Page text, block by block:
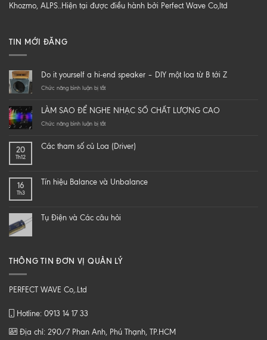
Khozmo, ALPS..Hiện tại được điều hành bởi Perfect Wave Co,ltd
TIN MỚI ĐĂNG
Do it yourself a hi-end speaker – DIY một loa từ B tới Z
Chức năng bình luận bị tắtở
yourself
a
speaker
loa
Z
LÀM SAO ĐỂ NGHE NHẠC SỐ CHẤT LƯỢNG CAO
Chức năng bình luận bị tắtở
ĐỂ
CHẤT
20
Th12
Các tham số củ Loa (Driver)
16
Th3
Tín hiệu Balance và Unbalance
Tụ Điện và Các câu hỏi
THÔNG TIN ĐƠN VỊ QUẢN LÝ
PERFECT WAVE Co,.Ltd
Hotline: 0913 14 17 33
Địa chỉ: 290/7 Phan Anh, Phú Thạnh, TP.HCM